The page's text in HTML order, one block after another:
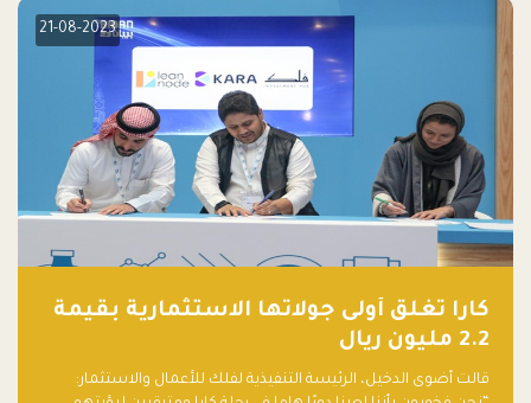
21-08-2023
كارا تغلق أولى جولاتها الاستثمارية بقيمة
2.2 مليون ريال
قالت أضوى الدخيل، الرئيسة التنفيذية لفلك للأعمال والاستثمار: